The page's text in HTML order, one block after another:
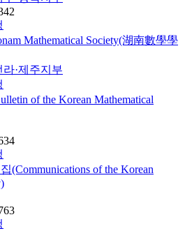
Mathematical Society(湖南數學學
·제주지부
of the Korean Mathematical
(Communications of the Korean